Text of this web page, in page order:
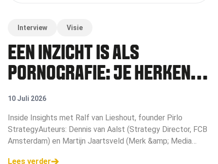
Interview Visie
EEN INZICHT IS ALS
PORNOGRAFIE: JE HERKENT
HET ZODRA JE HET ZIET
10 Juli 2026
Inside Insights met Ralf van Lieshout, founder Pirlo
StrategyAuteurs: Dennis van Aalst (Strategy Director, FCB
Amsterdam) en Martijn Jaartsveld (Merk &amp; Media
Lees verder